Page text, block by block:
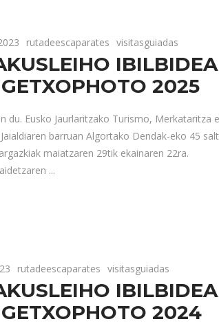
rutadeescaparates visitasguiadas
2025
du. Eusko Jaurlaritzako Turismo, Merkataritza
barruan Algortako Dendak-eko 45
maiatzaren 29tik ekainaren 22ra.
rutadeescaparates visitasguiadas
IBILBIDEA
2024